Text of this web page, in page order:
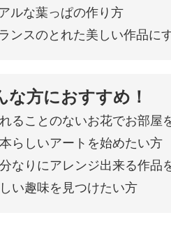
ルな葉っぱの作り方
ンスのとれた美しい作品に
な方におすすめ！
ることのないお花でお部屋
らしいアートを始めたい方
なりにアレンジ出来る作品
い趣味を見つけたい方